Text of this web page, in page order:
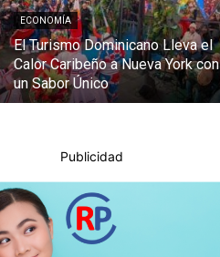
ECONOMÍA
El Turismo Dominicano Lleva el
Calor Caribeño a Nueva York con
un Sabor Único
Publicidad